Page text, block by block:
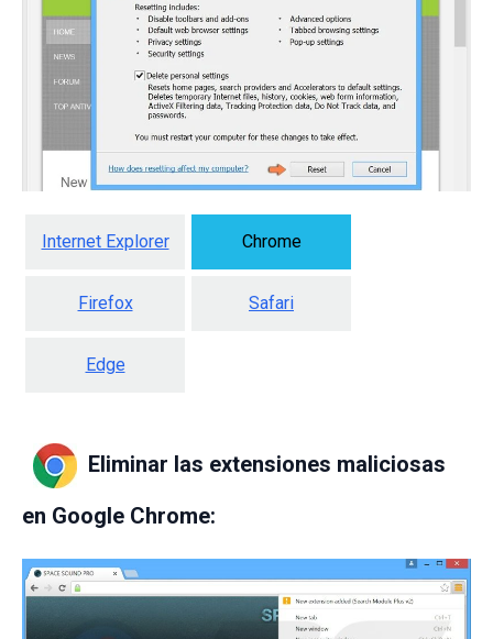
Internet Explorer Chrome
Firefox Safari
Edge
Eliminar las extensiones maliciosas
en Google Chrome: